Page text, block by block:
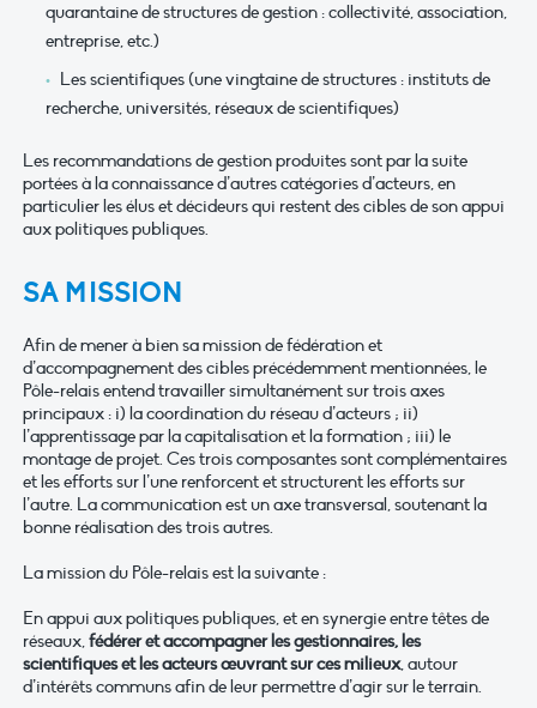
quarantaine de struc­tures de gestion : collectivité, association,
entreprise, etc.)
Les scientifiques (une vingtaine de structures : instituts de
recherche, universités, réseaux de scientifiques)
Les recommandations de gestion produites sont par la suite
portées à la connaissance d’autres catégories d’acteurs, en
particulier les élus et décideurs qui restent des cibles de son appui
aux politiques publiques.
SA MISSION
Afin de mener à bien sa mission de fédération et
d’accompagnement des cibles précédemment mentionnées, le
Pôle-relais entend travailler simultanément sur trois axes
principaux : i) la coordination du réseau d’acteurs ; ii)
l’apprentissage par la capitalisation et la formation ; iii) le
montage de projet. Ces trois composantes sont complémentaires
et les efforts sur l’une renforcent et structurent les efforts sur
l’autre. La communication est un axe transversal, soutenant la
bonne réalisation des trois autres.
La mission du Pôle-relais est la suivante :
En appui aux politiques publiques, et en synergie entre têtes de
réseaux,fédérer et accompagner les gestionnaires, les
scientifiques et les acteurs œuvrant sur ces milieux, autour
d’intérêts communs afin de leur permettre d’agir sur le terrain.